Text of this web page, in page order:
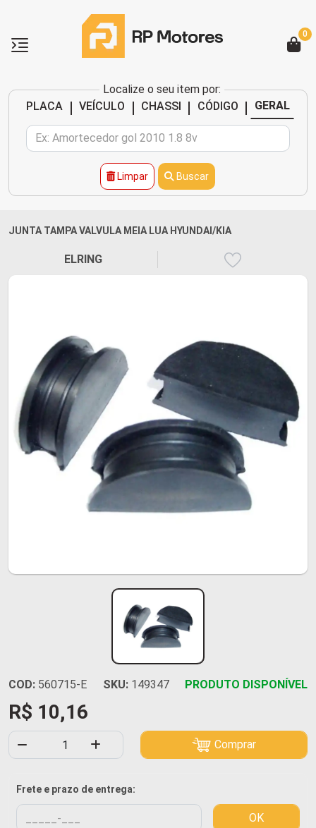
Localize o seu item por:
PLACA
| VEÍCULO | CHASSI | CÓDIGO | GERAL
Limpar Buscar
0
JUNTA TAMPA VALVULA MEIA LUA HYUNDAI/KIA
ELRING
COD: 560715-E SKU: 149347 PRODUTO DISPONÍVEL
R$ 10,16
Comprar
Frete e prazo de entrega:
OK